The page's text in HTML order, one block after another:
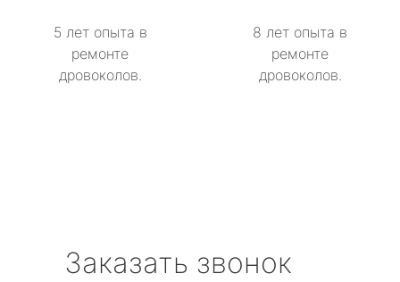
5 лет опыта в
ремонте
дровоколов.
8 лет опыта в
ремонте
дровоколов.
Заказать звонок